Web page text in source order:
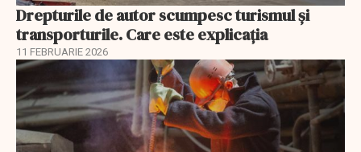
Drepturile de autor scumpesc turismul și
transporturile. Care este explicația
11 FEBRUARIE 2026